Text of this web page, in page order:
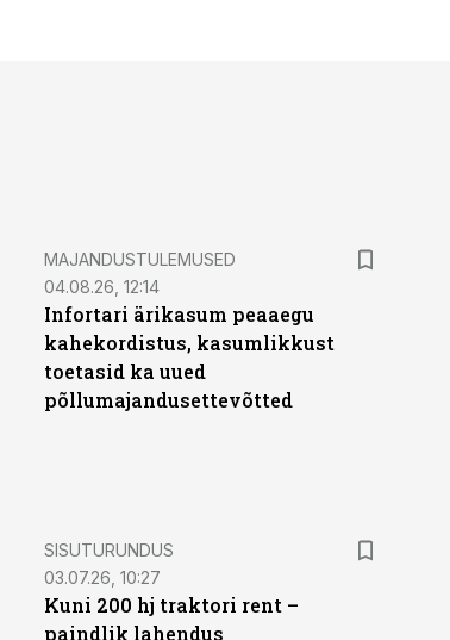
MAJANDUSTULEMUSED
04.08.26, 12:14
Infortari ärikasum peaaegu
kahekordistus, kasumlikkust
toetasid ka uued
põllumajandusettevõtted
ST
SISUTURUNDUS
03.07.26, 10:27
Kuni 200 hj traktori rent –
paindlik lahendus